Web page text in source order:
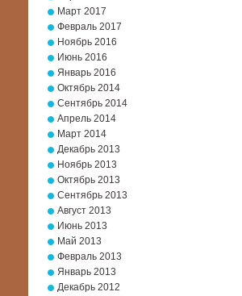
Март 2017
Февраль 2017
Ноябрь 2016
Июнь 2016
Январь 2016
Октябрь 2014
Сентябрь 2014
Апрель 2014
Март 2014
Декабрь 2013
Ноябрь 2013
Октябрь 2013
Сентябрь 2013
Август 2013
Июнь 2013
Май 2013
Февраль 2013
Январь 2013
Декабрь 2012